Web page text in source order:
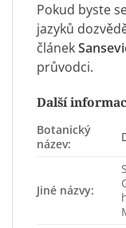
Pokud byste
jazyků
článek
průvodci.
Další
Botanický
název:
Jiné názvy: